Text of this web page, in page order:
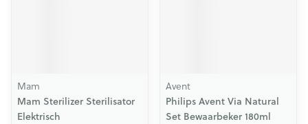
Mam
Mam Sterilizer Sterilisator
Elektrisch
Avent
Philips Avent Via Natural
Set Bewaarbeker 180ml